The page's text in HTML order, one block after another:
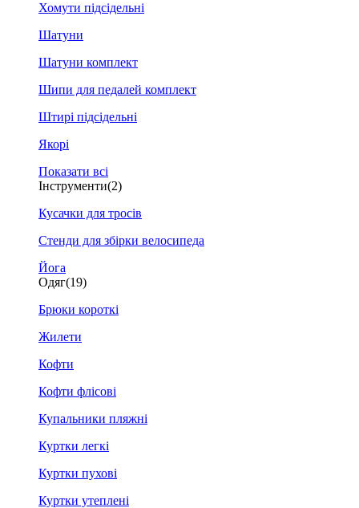
Хомути підсідельні
Шатуни
Шатуни комплект
Шипи для педалей комплект
Штирі підсідельні
Якорі
Показати всі
Інструменти(2)
Кусачки для тросів
Стенди для збірки велосипеда
Йога
Одяг(19)
Брюки короткі
Жилети
Кофти
Кофти флісові
Купальники пляжні
Куртки легкі
Куртки пухові
Куртки утеплені